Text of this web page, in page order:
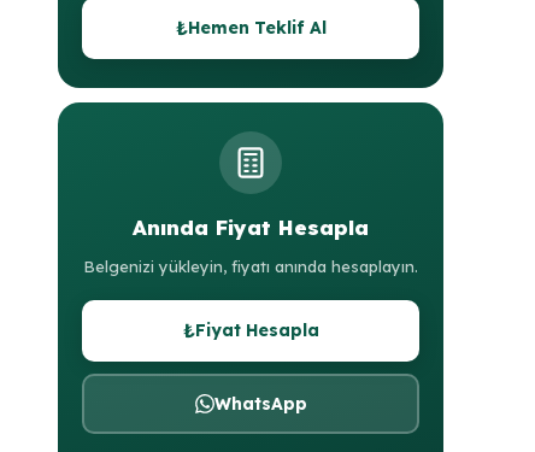
₺Hemen Teklif Al
Anında Fiyat Hesapla
Belgenizi yükleyin, fiyatı anında hesaplayın.
₺Fiyat Hesapla
WhatsApp